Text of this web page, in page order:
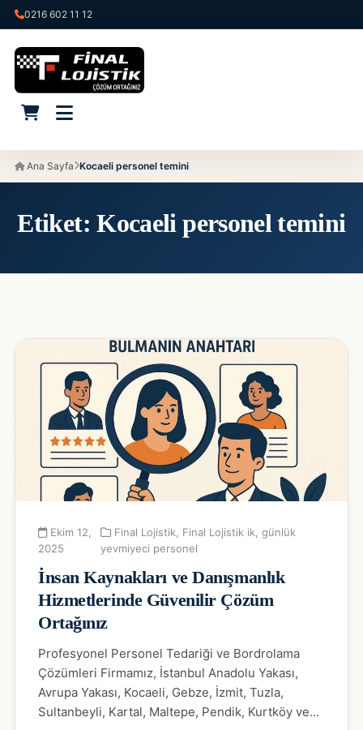
0216 602 11 12
Ana Sayfa Kocaeli personel temini
Etiket:Kocaeli personel temini
Ekim 12,
2025
Final Lojistik Final Lojistik ik ,günlük
yevmiyeci personel
İnsan Kaynakları ve Danışmanlık
Hizmetlerinde Güvenilir Çözüm
Ortağınız
Profesyonel Personel Tedariği ve Bordrolama
Çözümleri Firmamız, İstanbul Anadolu Yakası,
Avrupa Yakası, Kocaeli, Gebze, İzmit, Tuzla,
Sultanbeyli, Kartal, Maltepe, Pendik, Kurtköy ve…